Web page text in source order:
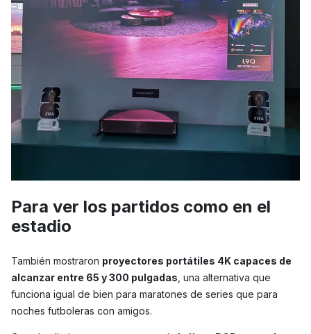
Para ver los partidos como en el
estadio
También mostraron proyectores portátiles 4K capaces de
alcanzar entre 65 y 300 pulgadas , una alternativa que
funciona igual de bien para maratones de series que para
noches futboleras con amigos.